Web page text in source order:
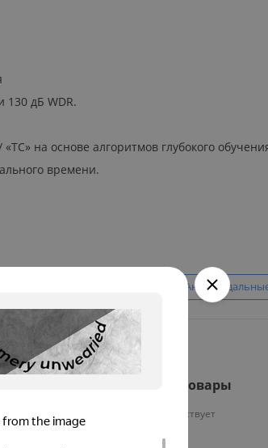
130 дБ WDR.
на основе алгоритмов глубокого
времени.
Гарантия на все товары
На нашу продукцию действует
гарантия от 12 месяцев